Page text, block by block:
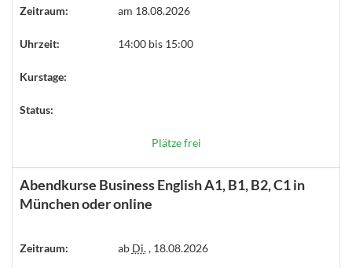
Zeitraum: am 18.08.2026
Uhrzeit: 14:00 bis 15:00
Kurstage:
Status:
Plätze frei
Abendkurse Business English A1, B1, B2, C1 in
München oder online
Zeitraum: ab Di., 18.08.2026